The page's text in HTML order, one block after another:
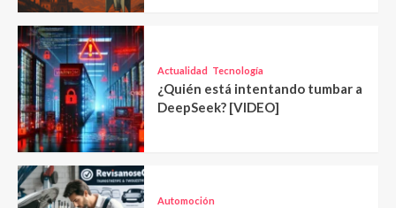
Actualidad Tecnología
¿Quién está intentando tumbar a
DeepSeek? [VIDEO]
Automoción